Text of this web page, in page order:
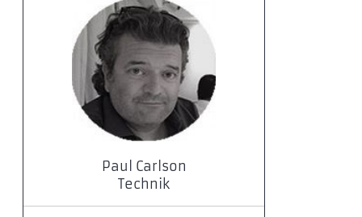
Paul Carlson
Technik